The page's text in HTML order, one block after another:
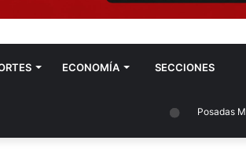
ECONOMÍA SECCIONES
Posadas